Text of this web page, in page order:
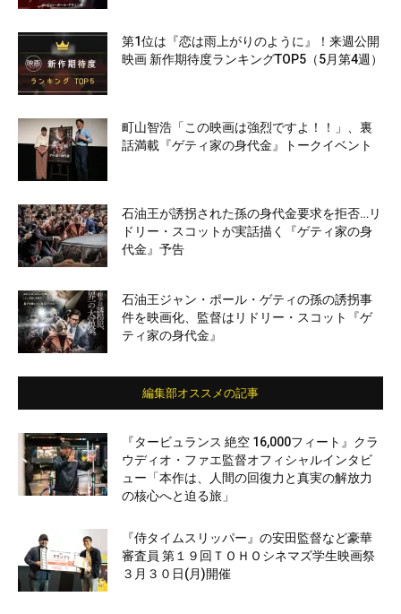
第1位は『恋は雨上がりのように』！来週公開
映画 新作期待度ランキングTOP5（5月第4週）
町山智浩「この映画は強烈ですよ！！」、裏
話満載『ゲティ家の身代金』トークイベント
石油王が誘拐された孫の身代金要求を拒否…リ
ドリー・スコットが実話描く『ゲティ家の身
代金』予告
石油王ジャン・ポール・ゲティの孫の誘拐事
件を映画化、監督はリドリー・スコット『ゲ
ティ家の身代金』
編集部オススメの記事
『タービュランス 絶空 16,000フィート』クラ
ウディオ・ファエ監督オフィシャルインタビ
ュー「本作は、人間の回復力と真実の解放力
の核心へと迫る旅」
『侍タイムスリッパー』の安田監督など豪華
審査員 第１９回ＴＯＨＯシネマズ学生映画祭
３月３０日(月)開催